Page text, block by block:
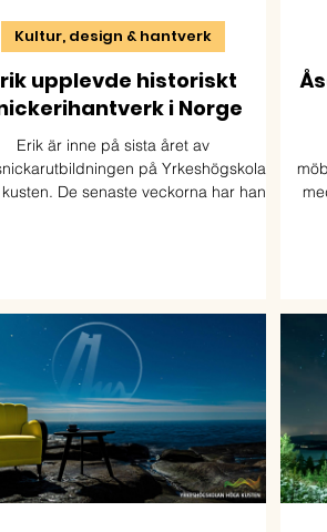
upplevde historiskt
i Norge
Erik är inne på sista året av
på Yrkeshögskolan
De senaste veckorna har han
Kultur, design & hantverk